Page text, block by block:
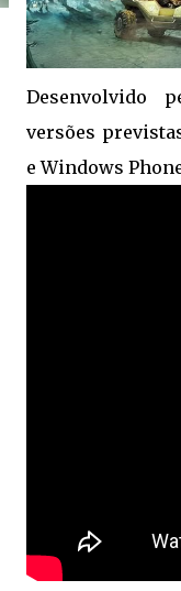
Desenvolvido
versões
e Windows